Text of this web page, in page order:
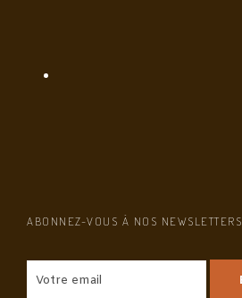
ABONNEZ-VOUS À NOS NEWSLETTERS